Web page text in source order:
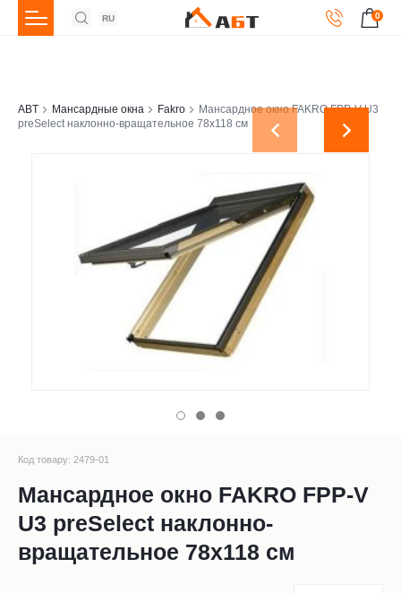
RU 0
ABT Мансардные окна Fakro
Мансардное окно FAKRO FPP-V U3
preSelect наклонно-вращательное 78x118 см
Код товару: 2479-01
Мансардное окно FAKRO FPP-V
U3 preSelect наклонно-
вращательное 78x118 см